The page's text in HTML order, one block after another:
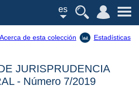
es
Acerca de esta colección Estadísticas
JURISPRUDENCIA
- Número 7/2019